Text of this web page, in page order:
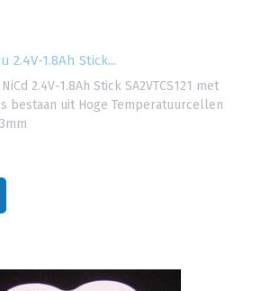
1.8Ah Stick...
2.4V-1.8Ah Stick SA2VTCS121 met
bestaan uit Hoge Temperatuurcellen